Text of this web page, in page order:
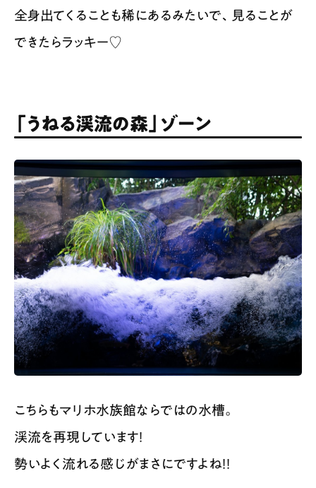
全身出てくることも稀にあるみたいで、見ることが
できたらラッキー♡
「うねる渓流の森」ゾーン
こちらもマリホ水族館ならではの水槽。
渓流を再現しています！
勢いよく流れる感じがまさにですよね！！